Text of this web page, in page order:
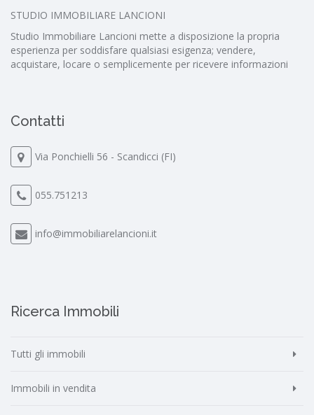
STUDIO IMMOBILIARE LANCIONI
Studio Immobiliare Lancioni mette a disposizione la propria
esperienza per soddisfare qualsiasi esigenza; vendere,
acquistare, locare o semplicemente per ricevere informazioni
Contatti
Via Ponchielli 56 - Scandicci (FI)
055.751213
info@immobiliarelancioni.it
Ricerca Immobili
Tutti gli immobili
Immobili in vendita